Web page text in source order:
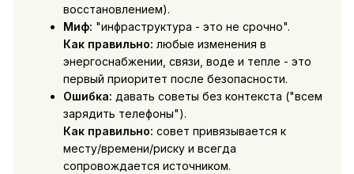
восстановлением).
Миф: "инфраструктура - это не срочно".
Как правильно: любые изменения в
энергоснабжении, связи, воде и тепле - это
первый приоритет после безопасности.
Ошибка: давать советы без контекста ("всем
зарядить телефоны").
Как правильно: совет привязывается к
месту/времени/риску и всегда
сопровождается источником.